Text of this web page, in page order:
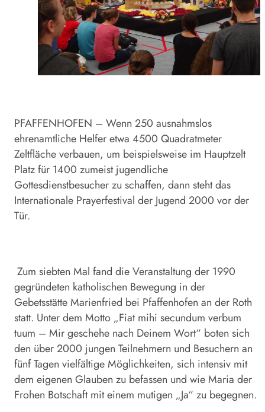
PFAFFENHOFEN – Wenn 250 ausnahmslos
ehrenamtliche Helfer etwa 4500 Quadratmeter
Zeltfläche verbauen, um beispielsweise im Hauptzelt
Platz für 1400 zumeist jugendliche
Gottesdienstbesucher zu schaffen, dann steht das
Internationale Prayerfestival der Jugend 2000 vor der
Tür.
Zum siebten Mal fand die Veranstaltung der 1990
gegründeten katholischen Bewegung in der
Gebetsstätte Marienfried bei Pfaffenhofen an der Roth
statt. Unter dem Motto „Fiat mihi secundum verbum
tuum – Mir geschehe nach Deinem Wort“ boten sich
den über 2000 jungen Teilnehmern und Besuchern an
fünf Tagen vielfältige Möglichkeiten, sich intensiv mit
dem eigenen Glauben zu befassen und wie Maria der
Frohen Botschaft mit einem mutigen „Ja“ zu begegnen.